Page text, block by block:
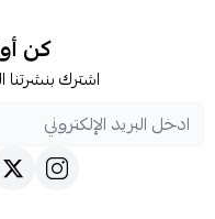
كن
اشترك